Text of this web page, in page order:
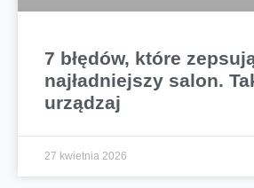
7 błędów, które
najładniejszy salon.
urządzaj
27 kwietnia 2026